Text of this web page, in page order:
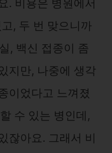
. 비용은 병원에서
, 두 번 맞으니까
, 백신 접종이 좀
지만, 나중에 생각
이었다고 느껴졌
수 있는 병인데,
잖아요. 그래서 비